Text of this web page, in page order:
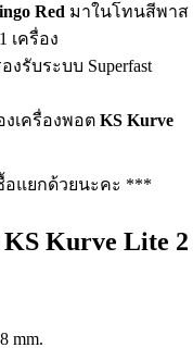
Red มาในโทนสีพาส
เครื่อง
งรับระบบ Superfast
เครื่องพอตKS Kurve
แยกด้วยนะคะ ***
Kurve Lite 2
mm.